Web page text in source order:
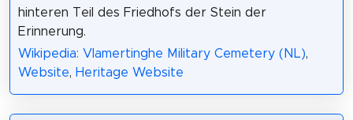
hinteren Teil des Friedhofs der Stein der
Erinnerung.
Wikipedia: Vlamertinghe Military Cemetery (NL),
Website, Heritage Website